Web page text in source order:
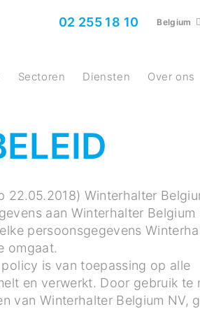
02 255 18 10 Belgium
Sectoren Diensten Over ons
Winterhalter
aan Winterhalter Belgium
persoonsgegevens
omgaat.
is van toepassing op alle
en verwerkt. Door gebruik te
van Winterhalter Belgium NV,